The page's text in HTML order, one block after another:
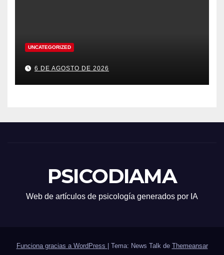
UNCATEGORIZED
6 DE AGOSTO DE 2026
PSICODIAMA
Web de artículos de psicología generados por IA
Funciona gracias a WordPress Tema: News Talk de Themeansar